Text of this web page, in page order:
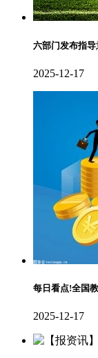
六部门发布指
2025-12-17
每日看点!全国
2025-12-17